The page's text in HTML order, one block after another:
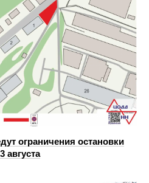
ограничения остановки
августа